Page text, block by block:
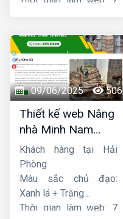
09/06/2025 506
Thiết kế web Nâng
nhà Minh Nam
Hoàng
Khách hàng tại Hải
Phòng
Màu sắc chủ đạo:
Xanh lá + Trắng
Thời gian làm web: 7